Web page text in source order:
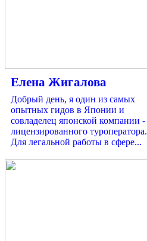
Елена Жигалова
Добрый день, я один из самых
опытных гидов в Японии и
совладелец японской компании -
лицензированного туроператора.
Для легальной работы в сфере...